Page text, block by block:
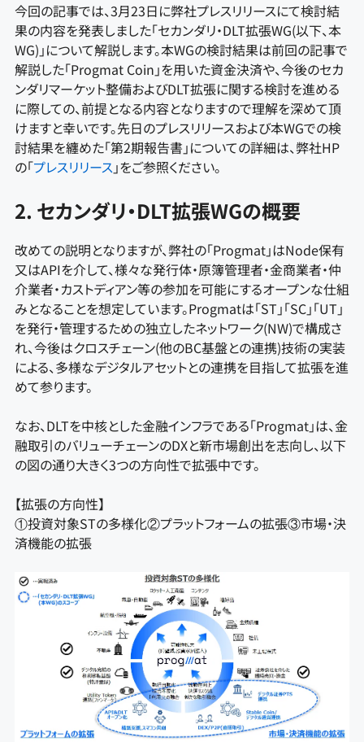
今回の記事では、3月23日に弊社プレスリリースにて検討結
果の内容を発表しました「セカンダリ・DLT拡張WG(以下、本
WG)」について解説します。本WGの検討結果は前回の記事で
解説した「Progmat Coin」を用いた資金決済や、今後のセカ
ンダリマーケット整備およびDLT拡張に関する検討を進める
に際しての、前提となる内容となりますので理解を深めて頂
けますと幸いです。先日のプレスリリースおよび本WGでの検
討結果を纏めた「第2期報告書」についての詳細は、弊社HP
の「プレスリリース」をご参照ください。
2. セカンダリ・DLT拡張WGの概要
改めての説明となりますが、弊社の「Progmat」はNode保有
又はAPIを介して、様々な発行体・原簿管理者・金商業者・仲
介業者・カストディアン等の参加を可能にするオープンな仕組
みとなることを想定しています。Progmatは「ST」「SC」「UT」
を発行・管理するための独立したネットワーク(NW)で構成さ
れ、今後はクロスチェーン(他のBC基盤との連携)技術の実装
による、多様なデジタルアセットとの連携を目指して拡張を進
めて参ります。
なお、DLTを中核とした金融インフラである「Progmat」は、金
融取引のバリューチェーンのDXと新市場創出を志向し、以下
の図の通り大きく3つの方向性で拡張中です。
【拡張の方向性】
①投資対象STの多様化②プラットフォームの拡張③市場・決
済機能の拡張